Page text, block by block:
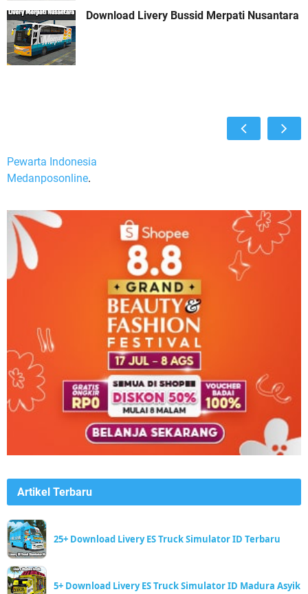
Download Livery Bussid Merpati Nusantara
Pewarta Indonesia
Medanposonline.
Artikel Terbaru
25+ Download Livery ES Truck Simulator ID Terbaru
5+ Download Livery ES Truck Simulator ID Madura Asyik